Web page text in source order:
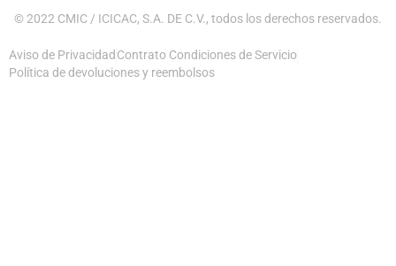
© 2022 CMIC / ICICAC, S.A. DE C.V., todos los derechos reservados.
Aviso de Privacidad Contrato Condiciones de Servicio
Política de devoluciones y reembolsos